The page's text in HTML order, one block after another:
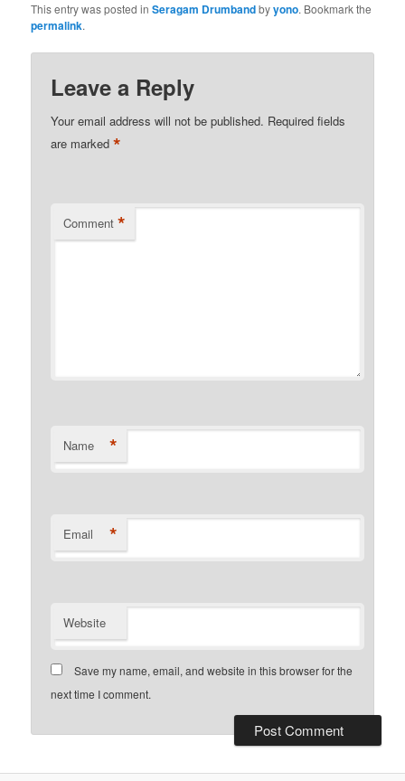
This entry was posted inSeragam Drumbandbyyono. Bookmark the
permalink.
Leave a Reply
Your email address will not be published. Required fields
are marked*
Comment *
Name *
Email *
Website
Save my name, email, and website in this browser for the
next time I comment.